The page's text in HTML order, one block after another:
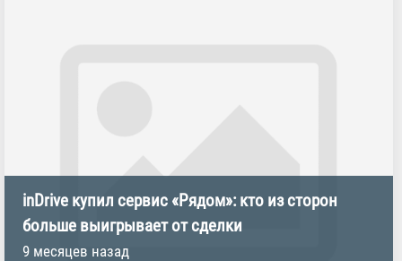
inDrive купил сервис «Рядом»: кто из сторон
больше выигрывает от сделки
9 месяцев назад